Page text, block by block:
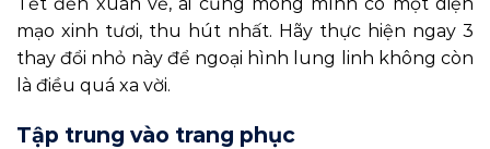
mạo xinh tươi, thu hút nhất. Hãy thực hiện ngay 3
thay đổi nhỏ này để ngoại hình lung linh không còn
là điều quá xa vời.
Tập trung vào trang phục